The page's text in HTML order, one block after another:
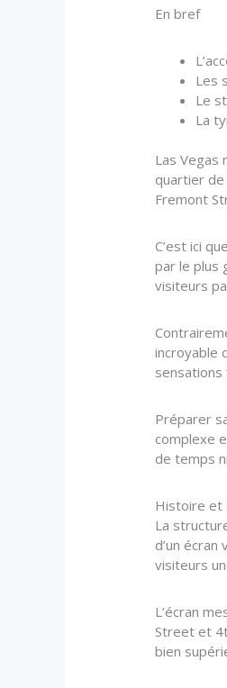
En bref
Les
Le
La
Las Vegas
quartier
Fremont
C’est ici
par le plus
visiteurs
incroyable
Préparer
complexe
de temps
Histoire et
La
d’un
visiteurs
L’écran
Street et
bien